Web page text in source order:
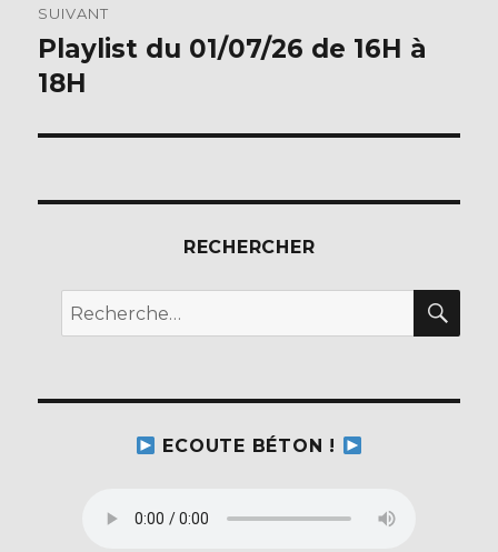
SUIVANT
Publication
suivante :
Playlist du 01/07/26 de 16H à
18H
RECHERCHER
Recherche
pour :
ECOUTE BÉTON !